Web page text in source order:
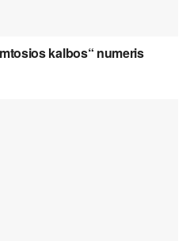
kalbos“ numeris